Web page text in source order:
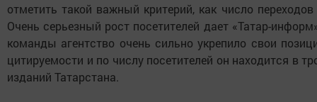
отметить такой важный критерий, как число
Очень серьезный рост посетителей дает «Татар-
команды агентство очень сильно укрепило свои
цитируемости и по числу посетителей он находится в
изданий Татарстана.